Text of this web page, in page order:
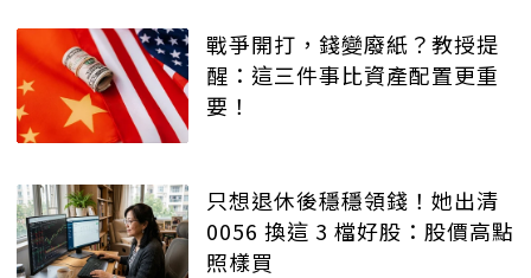
戰爭開打，錢變廢紙？教授提
醒：這三件事比資產配置更重
要！
只想退休後穩穩領錢！她出清
0056 換這 3 檔好股：股價高點
照樣買